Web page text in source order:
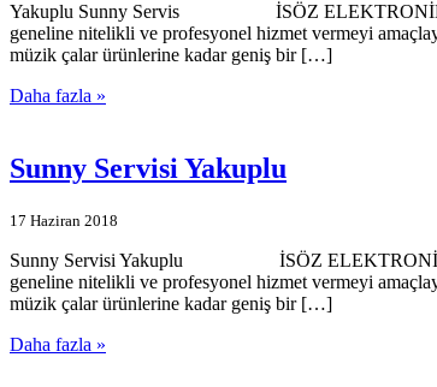
Yakuplu Sunny Servis İSÖZ ELEKTRONİK
geneline nitelikli ve profesyonel hizmet vermeyi
müzik çalar ürünlerine kadar geniş bir […]
Daha fazla »
Sunny Servisi Yakuplu
17 Haziran 2018
Sunny Servisi Yakuplu İSÖZ ELEKTRONİK
geneline nitelikli ve profesyonel hizmet vermeyi
müzik çalar ürünlerine kadar geniş bir […]
Daha fazla »